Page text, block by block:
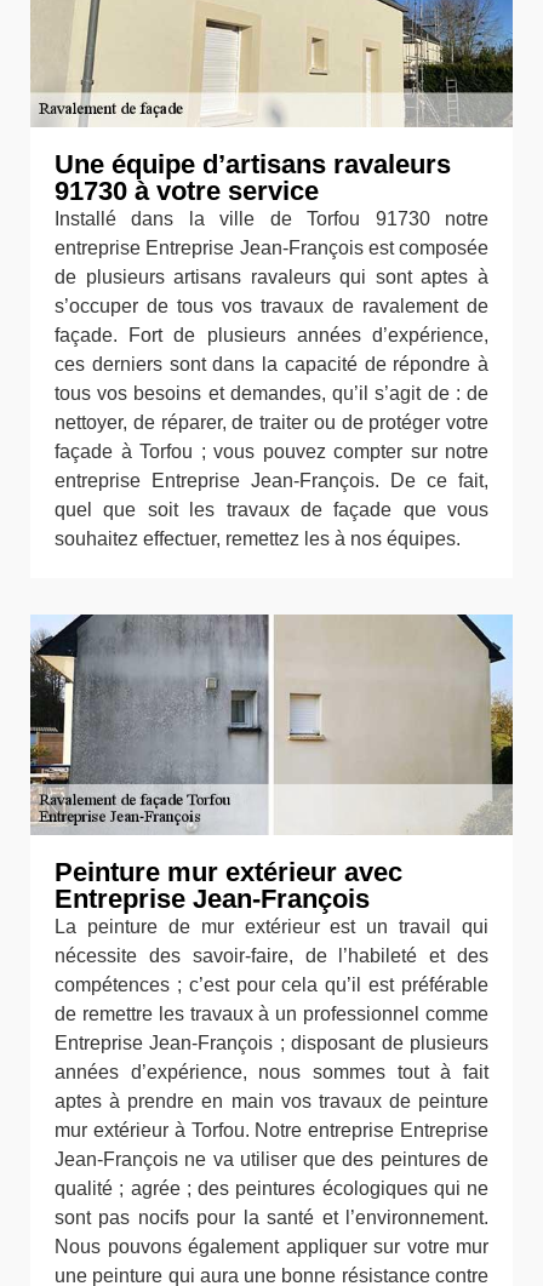
Une équipe d’artisans ravaleurs
91730 à votre service
Installé dans la ville de Torfou 91730 notre
entreprise Entreprise Jean-François est composée
de plusieurs artisans ravaleurs qui sont aptes à
s’occuper de tous vos travaux de ravalement de
façade. Fort de plusieurs années d’expérience,
ces derniers sont dans la capacité de répondre à
tous vos besoins et demandes, qu’il s’agit de : de
nettoyer, de réparer, de traiter ou de protéger votre
façade à Torfou ; vous pouvez compter sur notre
entreprise Entreprise Jean-François. De ce fait,
quel que soit les travaux de façade que vous
souhaitez effectuer, remettez les à nos équipes.
Peinture mur extérieur avec
Entreprise Jean-François
La peinture de mur extérieur est un travail qui
nécessite des savoir-faire, de l’habileté et des
compétences ; c’est pour cela qu’il est préférable
de remettre les travaux à un professionnel comme
Entreprise Jean-François ; disposant de plusieurs
années d’expérience, nous sommes tout à fait
aptes à prendre en main vos travaux de peinture
mur extérieur à Torfou. Notre entreprise Entreprise
Jean-François ne va utiliser que des peintures de
qualité ; agrée ; des peintures écologiques qui ne
sont pas nocifs pour la santé et l’environnement.
Nous pouvons également appliquer sur votre mur
une peinture qui aura une bonne résistance contre